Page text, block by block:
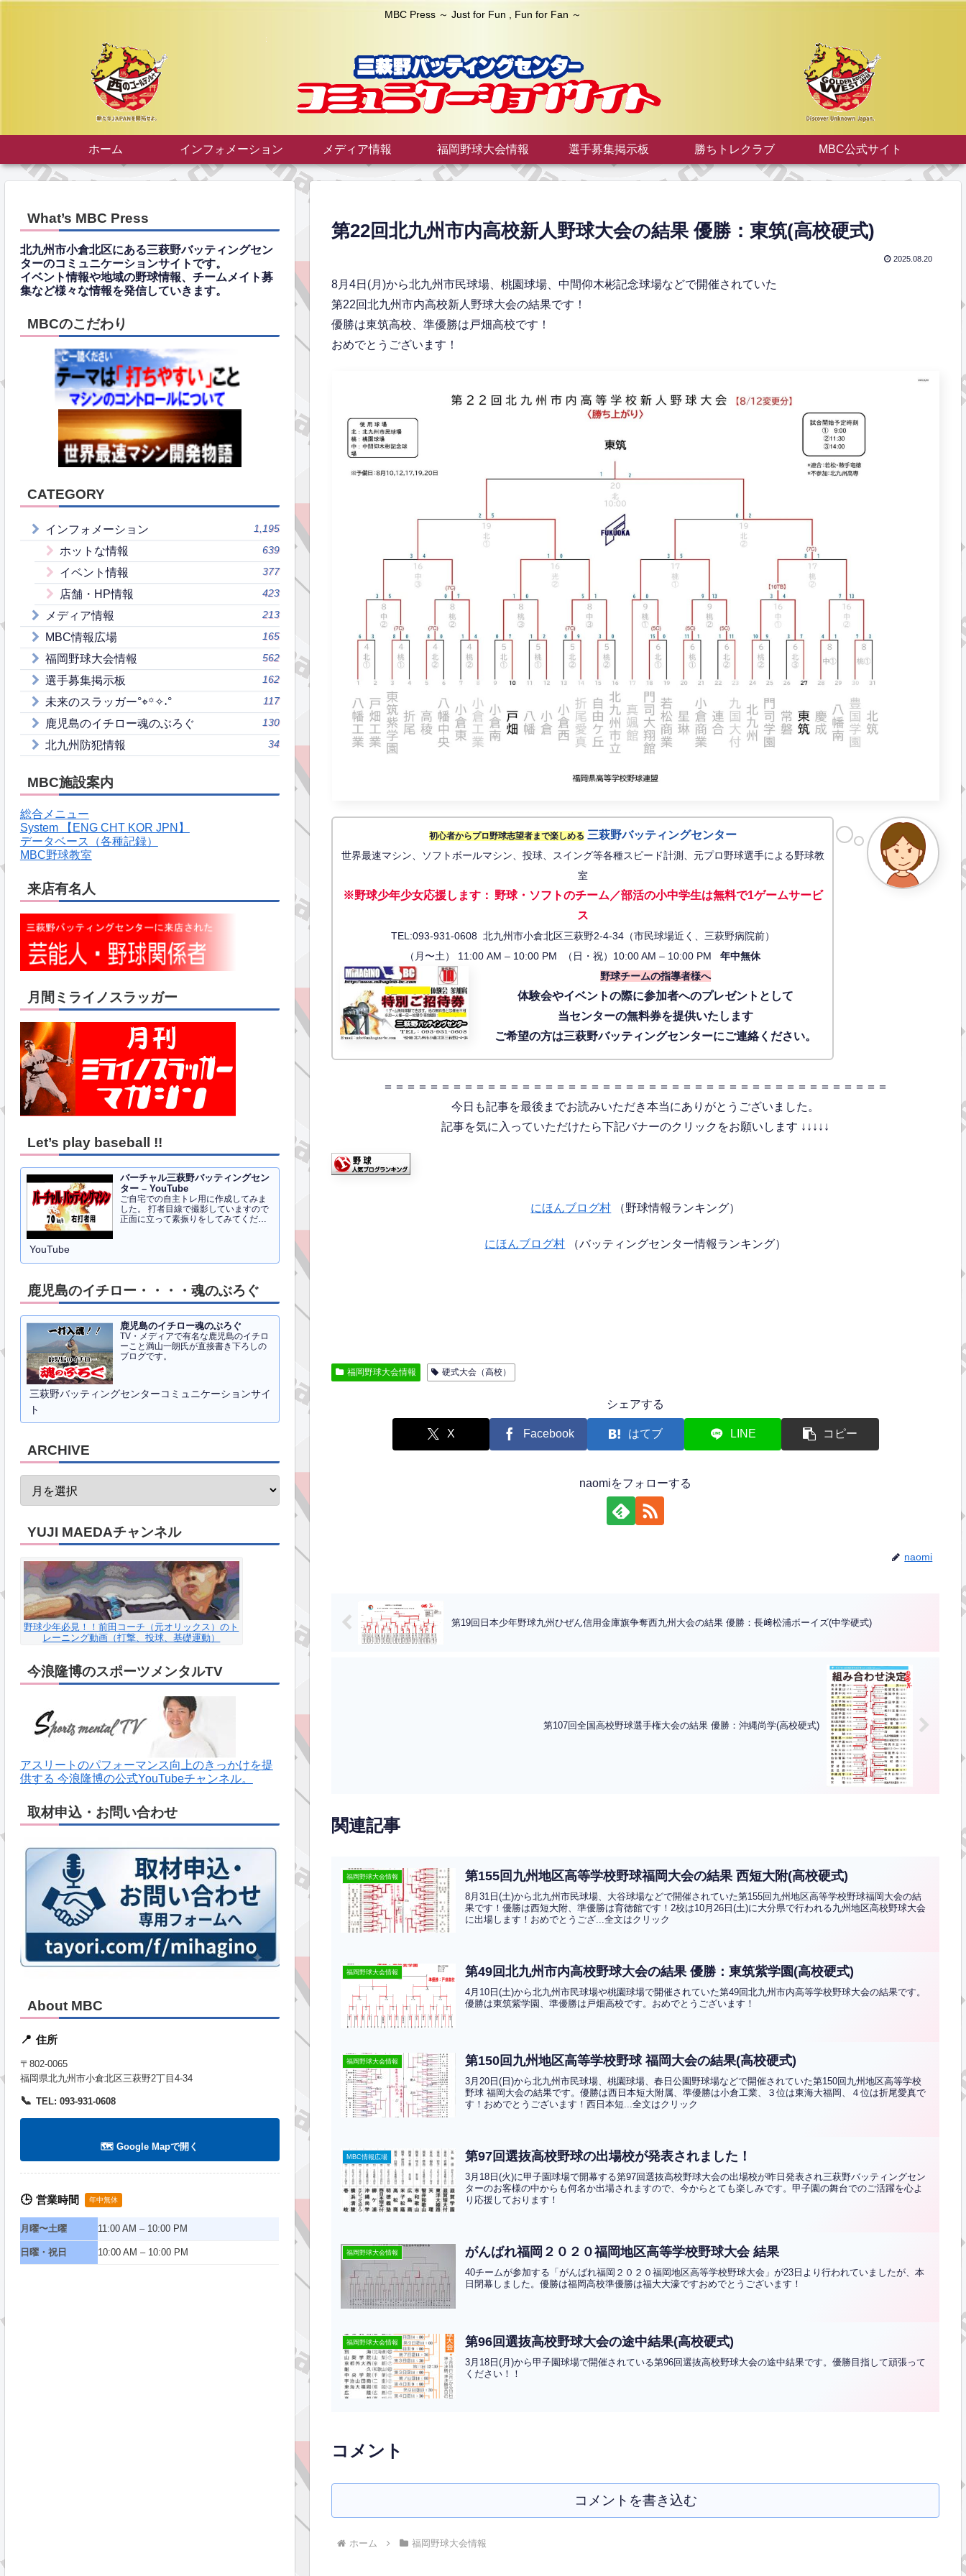
MBC Press ～ Just for Fun , Fun for Fan ～
ホーム インフォメーション メディア情報 福岡野球大会情報 選手募集掲示板 勝ちトレクラブ MBC公式サイト
第22回北九州市内高校新人野球大会の結果 優勝：東筑(高校硬式)
2025.08.20
8月4日(月)から北九州市民球場、桃園球場、中間仰木彬記念球場などで開催されていた
第22回北九州市内高校新人野球大会の結果です！
優勝は東筑高校、準優勝は戸畑高校です！
おめでとうございます！
初心者からプロ野球志望者まで楽しめる 三萩野バッティングセンター
世界最速マシン、ソフトボールマシン、投球、スイング等各種スピード計測、元プロ野球選手による野球教
室
※野球少年少女応援します： 野球・ソフトのチーム／部活の小中学生は無料で1ゲームサービ
ス
TEL:093-931-0608 北九州市小倉北区三萩野2-4-34（市民球場近く、三萩野病院前）
（月〜土） 11:00 AM – 10:00 PM （日・祝）10:00 AM – 10:00 PM年中無休
野球チームの指導者様へ
体験会やイベントの際に参加者へのプレゼントとして
当センターの無料券を提供いたします
ご希望の方は三萩野バッティングセンターにご連絡ください。
＝＝＝＝＝＝＝＝＝＝＝＝＝＝＝＝＝＝＝＝＝＝＝＝＝＝＝＝＝＝＝＝＝＝＝＝＝＝＝＝＝＝＝＝
今日も記事を最後までお読みいただき本当にありがとうございました。
記事を気に入っていただけたら下記バナーのクリックをお願いします ↓↓↓↓↓
にほんブログ村 （野球情報ランキング）
にほんブログ村 （バッティングセンター情報ランキング）
福岡野球大会情報 硬式大会（高校）
シェアする
X Facebook はてブ LINE コピー
naomiをフォローする
naomi
第19回日本少年野球九州ひぜん信用金庫旗争奪西九州大会の結果 優勝：長﨑松浦ボーイズ(中学硬式)
第107回全国高校野球選手権大会の結果 優勝：沖縄尚学(高校硬式)
関連記事
福岡野球大会情報 第155回九州地区高等学校野球福岡大会の結果 西短大附(高校硬式)
8月31日(土)から北九州市民球場、大谷球場などで開催されていた第155回九州地区高等学校野球福岡大会の結
果です！優勝は西短大附、準優勝は育徳館です！2校は10月26日(土)に大分県で行われる九州地区高校野球大会
に出場します！おめでとうござ...全文はクリック
福岡野球大会情報 第49回北九州市内高校野球大会の結果 優勝：東筑紫学園(高校硬式)
4月10日(土)から北九州市民球場や桃園球場で開催されていた第49回北九州市内高等学校野球大会の結果です。
優勝は東筑紫学園、準優勝は戸畑高校です。おめでとうございます！
福岡野球大会情報 第150回九州地区高等学校野球 福岡大会の結果(高校硬式)
3月20日(日)から北九州市民球場、桃園球場、春日公園野球場などで開催されていた第150回九州地区高等学校
野球 福岡大会の結果です。優勝は西日本短大附属、準優勝は小倉工業、３位は東海大福岡、４位は折尾愛真で
す！おめでとうございます！西日本短...全文はクリック
MBC情報広場 第97回選抜高校野球の出場校が発表されました！
3月18日(火)に甲子園球場で開幕する第97回選抜高校野球大会の出場校が昨日発表され三萩野バッティングセン
ターのお客様の中からも何名か出場されますので、今からとても楽しみです。甲子園の舞台でのご活躍を心よ
り応援しております！
福岡野球大会情報 がんばれ福岡２０２０福岡地区高等学校野球大会 結果
40チームが参加する「がんばれ福岡２０２０福岡地区高等学校野球大会」が23日より行われていましたが、本
日閉幕しました。優勝は福岡高校準優勝は福大大濠ですおめでとうございます！
福岡野球大会情報 第96回選抜高校野球大会の途中結果(高校硬式)
3月18日(月)から甲子園球場で開催されている第96回選抜高校野球大会の途中結果です。優勝目指して頑張って
ください！！
コメント
コメントを書き込む
ホーム 福岡野球大会情報
What’s MBC Press
北九州市小倉北区にある三萩野バッティングセン
ターのコミュニケーションサイトです。
イベント情報や地域の野球情報、チームメイト募
集など様々な情報を発信していきます。
MBCのこだわり
CATEGORY
インフォメーション 1,195
ホットな情報 639
イベント情報 377
店舗・HP情報 423
メディア情報 213
MBC情報広場 165
福岡野球大会情報 562
選手募集掲示板 162
未来のスラッガー°⌖꙳✧˖° 117
鹿児島のイチロー魂のぶろぐ 130
北九州防犯情報 34
MBC施設案内
総合メニュー
System 【ENG CHT KOR JPN】
データベース（各種記録）
MBC野球教室
来店有名人
月間ミライノスラッガー
Let’s play baseball !!
バーチャル三萩野バッティングセン
ター – YouTube
ご自宅での自主トレ用に作成してみま
した。 打者目線で撮影していますので
正面に立って素振りをしてみてくださ
YouTube
鹿児島のイチロー・・・・魂のぶろぐ
鹿児島のイチロー魂のぶろぐ
TV・メディアで有名な鹿児島のイチロ
ーこと満山一朗氏が直接書き下ろしの
ブログです。
三萩野バッティングセンターコミュニケーションサイ
ト
ARCHIVE
YUJI MAEDAチャンネル
野球少年必見！！前田コーチ（元オリックス）のト
レーニング動画（打撃、投球、基礎運動）
今浪隆博のスポーツメンタルTV
アスリートのパフォーマンス向上のきっかけを提
供する 今浪隆博の公式YouTubeチャンネル。
取材申込・お問い合わせ
About MBC
📍 住所
〒802-0065
福岡県北九州市小倉北区三萩野2丁目4-34
📞 TEL: 093-931-0608
🗺️ Google Mapで開く
🕒 営業時間 年中無休
月曜〜土曜 11:00 AM – 10:00 PM
日曜・祝日 10:00 AM – 10:00 PM